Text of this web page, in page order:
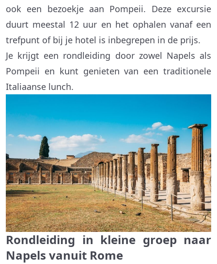
ook een bezoekje aan Pompeii. Deze excursie
duurt meestal 12 uur en het ophalen vanaf een
trefpunt of bij je hotel is inbegrepen in de prijs.
Je krijgt een rondleiding door zowel Napels als
Pompeii en kunt genieten van een traditionele
Italiaanse lunch.
Rondleiding in kleine groep naar
Napels vanuit Rome